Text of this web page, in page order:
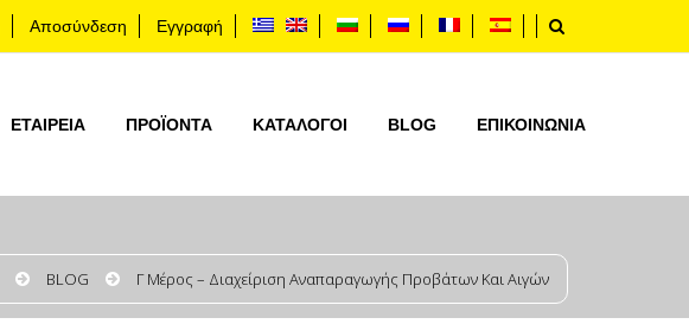
Αποσύνδεση Εγγραφή
ΕΤΑΙΡΕΊΑ ΠΡΟΪΟΝΤΑ ΚΑΤΆΛΟΓΟΙ BLOG ΕΠΙΚΟΙΝΩΝΊΑ
BLOG Γ Μέρος – Διαχείριση Αναπαραγωγής Προβάτων Και Αιγών